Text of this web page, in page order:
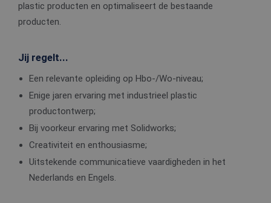
plastic producten en optimaliseert de bestaande
producten.
Jij regelt...
Een relevante opleiding op Hbo-/Wo-niveau;
Enige jaren ervaring met industrieel plastic
productontwerp;
Bij voorkeur ervaring met Solidworks;
Creativiteit en enthousiasme;
Uitstekende communicatieve vaardigheden in het
Nederlands en Engels.